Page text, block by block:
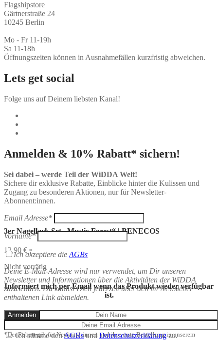
3er Nagellack Set „Mystic Forest“ | BENECOS
12,90 € *
Nicht vorrätig
Informiert mich per Email wenn das Produkt wieder verfügbar
ist.
Ich stimme denAGBsund Datenschutzerklärungzu.
Flagshipstore
Gärtnerstraße 24
10245 Berlin
Mo - Fr 11-19h
Sa 11-18h
Öffnungszeiten können in Ausnahmefällen kurzfristig abweichen.
Lets get social
Folge uns auf Deinem liebsten Kanal!
Anmelden & 10% Rabatt* sichern!
Sei dabei – werde Teil der WiDDA Welt!
Sichere dir exklusive Rabatte, Einblicke hinter die Kulissen und
Zugang zu besonderen Aktionen, nur für Newsletter-
Abonnent:innen.
Email Adresse*
Vorname*
Ich akzeptiere die AGBs
Deine E-Mail-Adresse wird nur verwendet, um Dir unseren
Newsletter und Informationen über die Aktivitäten der WiDDA
zuzusenden. Du kannst Dich jederzeit über den im Newsletter
enthaltenen Link abmelden.
*Der Rabatt gilt für Neukund:innen und ihre erste Bestellung in unserem